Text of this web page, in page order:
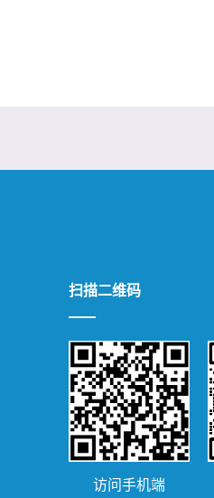
扫描二维码
访问手机端